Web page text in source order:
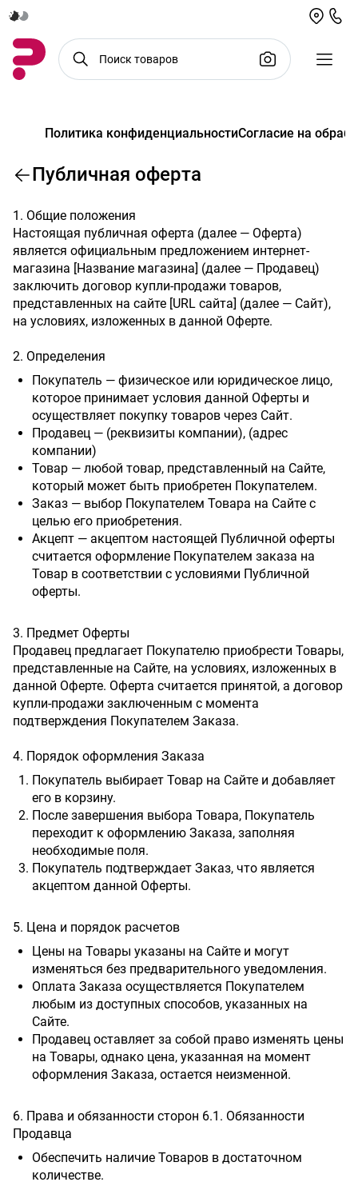
Политика конфиденциальностиСогласие на
Публичная оферта
1. Общие положения
Настоящая публичная оферта (далее — Оферта)
является официальным предложением интернет-
магазина [Название магазина] (далее — Продавец)
заключить договор купли-продажи товаров,
представленных на сайте [URL сайта] (далее — Сайт),
на условиях, изложенных в данной Оферте.
2. Определения
Покупатель — физическое или юридическое лицо,
которое принимает условия данной Оферты и
осуществляет покупку товаров через Сайт.
Продавец — (реквизиты компании), (адрес
компании)
Товар — любой товар, представленный на Сайте,
который может быть приобретен Покупателем.
Заказ — выбор Покупателем Товара на Сайте с
целью его приобретения.
Акцепт — акцептом настоящей Публичной оферты
считается оформление Покупателем заказа на
Товар в соответствии с условиями Публичной
оферты.
3. Предмет Оферты
Продавец предлагает Покупателю приобрести Товары,
представленные на Сайте, на условиях, изложенных в
данной Оферте. Оферта считается принятой, а договор
купли-продажи заключенным с момента
подтверждения Покупателем Заказа.
4. Порядок оформления Заказа
Покупатель выбирает Товар на Сайте и добавляет
его в корзину.
После завершения выбора Товара, Покупатель
переходит к оформлению Заказа, заполняя
необходимые поля.
Покупатель подтверждает Заказ, что является
акцептом данной Оферты.
5. Цена и порядок расчетов
Цены на Товары указаны на Сайте и могут
изменяться без предварительного уведомления.
Оплата Заказа осуществляется Покупателем
любым из доступных способов, указанных на
Сайте.
Продавец оставляет за собой право изменять цены
на Товары, однако цена, указанная на момент
оформления Заказа, остается неизменной.
6. Права и обязанности сторон 6.1. Обязанности
Продавца
Обеспечить наличие Товаров в достаточном
количестве.